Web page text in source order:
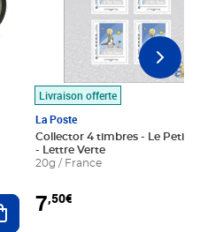
Ajouter au panier
Livraison offerte
La Poste
Collector 4 timbres - Le Petit
- Lettre Verte
20g / France
7,50€